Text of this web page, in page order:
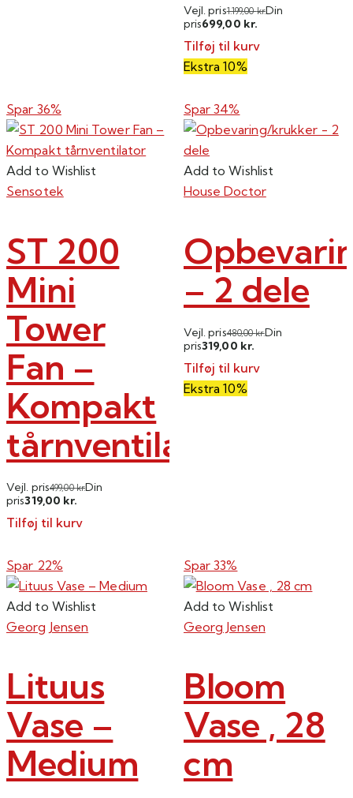
Vejl. pris1.199,00kr.Din
pris699,00 kr.
Tilføj til kurv
Ekstra 10%
Spar 36%
Add to Wishlist
Sensotek
ST 200
Mini
Tower
Fan –
Kompakt
tårnventilator
Vejl. pris499,00kr.Din
pris319,00 kr.
Tilføj til kurv
Spar 34%
Add to Wishlist
House Doctor
– 2 dele
Vejl. pris480,00kr.Din
pris319,00 kr.
Tilføj til kurv
Ekstra 10%
Spar 22%
Add to Wishlist
Georg Jensen
Lituus
Vase –
Medium
Spar 33%
Add to Wishlist
Georg Jensen
Bloom
Vase , 28
cm